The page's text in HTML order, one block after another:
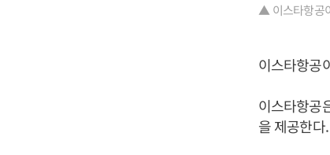
▲ 이스타항공
이스타항공
이스타항공
을 제공한다.